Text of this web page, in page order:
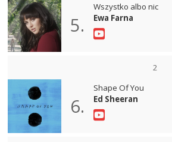
5.
Wszystko albo nic
Ewa Farna
2
6.
Shape Of You
Ed Sheeran